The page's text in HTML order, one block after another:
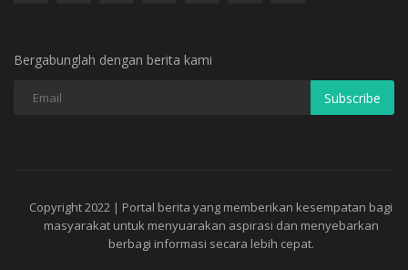
Bergabunglah dengan berita kami
Subscribe
Copyright 2022 | Portal berita yang memberikan kesempatan bagi
masyarakat untuk menyuarakan aspirasi dan menyebarkan
berbagi informasi secara lebih cepat.